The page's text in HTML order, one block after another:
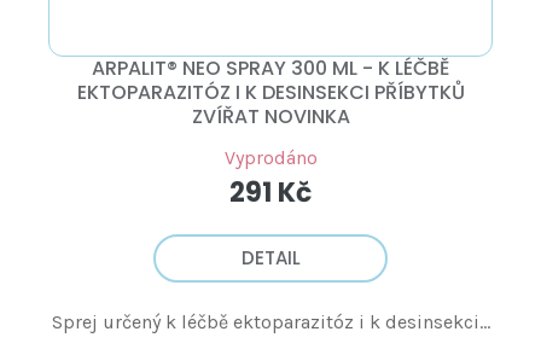
ARPALIT® NEO SPRAY 300 ML - K LÉČBĚ
EKTOPARAZITÓZ I K DESINSEKCI PŘÍBYTKŮ
ZVÍŘAT NOVINKA
Vyprodáno
291 Kč
DETAIL
Sprej určený k léčbě ektoparazitóz i k desinsekci...